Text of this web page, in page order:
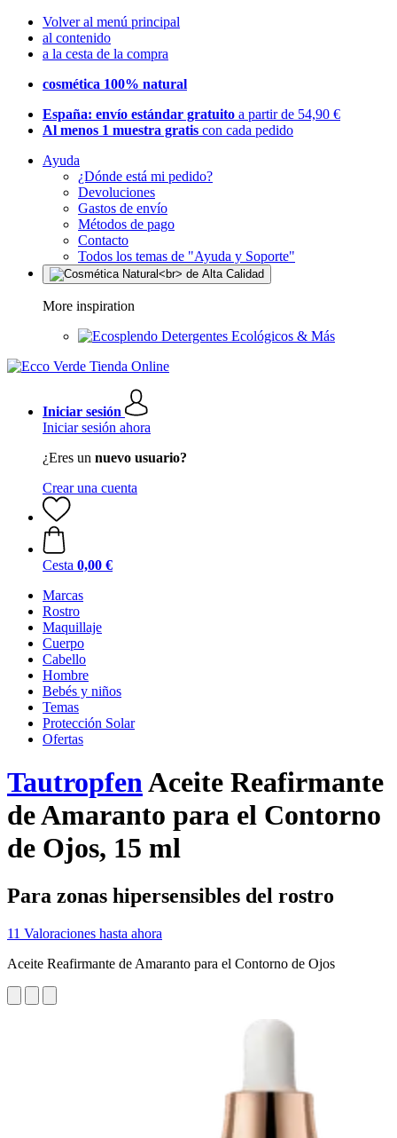
Volver al menú principal
al contenido
a la cesta de la compra
cosmética 100% natural
España: envío estándar gratuito a partir de 54,90 €
Al menos 1 muestra gratis con cada pedido
Ayuda
¿Dónde está mi pedido?
Devoluciones
Gastos de envío
Métodos de pago
Contacto
Todos los temas de "Ayuda y Soporte"
More inspiration
Detergentes Ecológicos & Más
Iniciar sesión
Iniciar sesión ahora
¿Eres un nuevo usuario?
Crear una cuenta
Cesta 0,00 €
Marcas
Rostro
Maquillaje
Cuerpo
Cabello
Hombre
Bebés y niños
Temas
Protección Solar
Ofertas
TautropfenAceite Reafirmante
de Amaranto para el Contorno
de Ojos, 15 ml
Para zonas hipersensibles del rostro
11 Valoraciones hasta ahora
Aceite Reafirmante de Amaranto para el Contorno de Ojos